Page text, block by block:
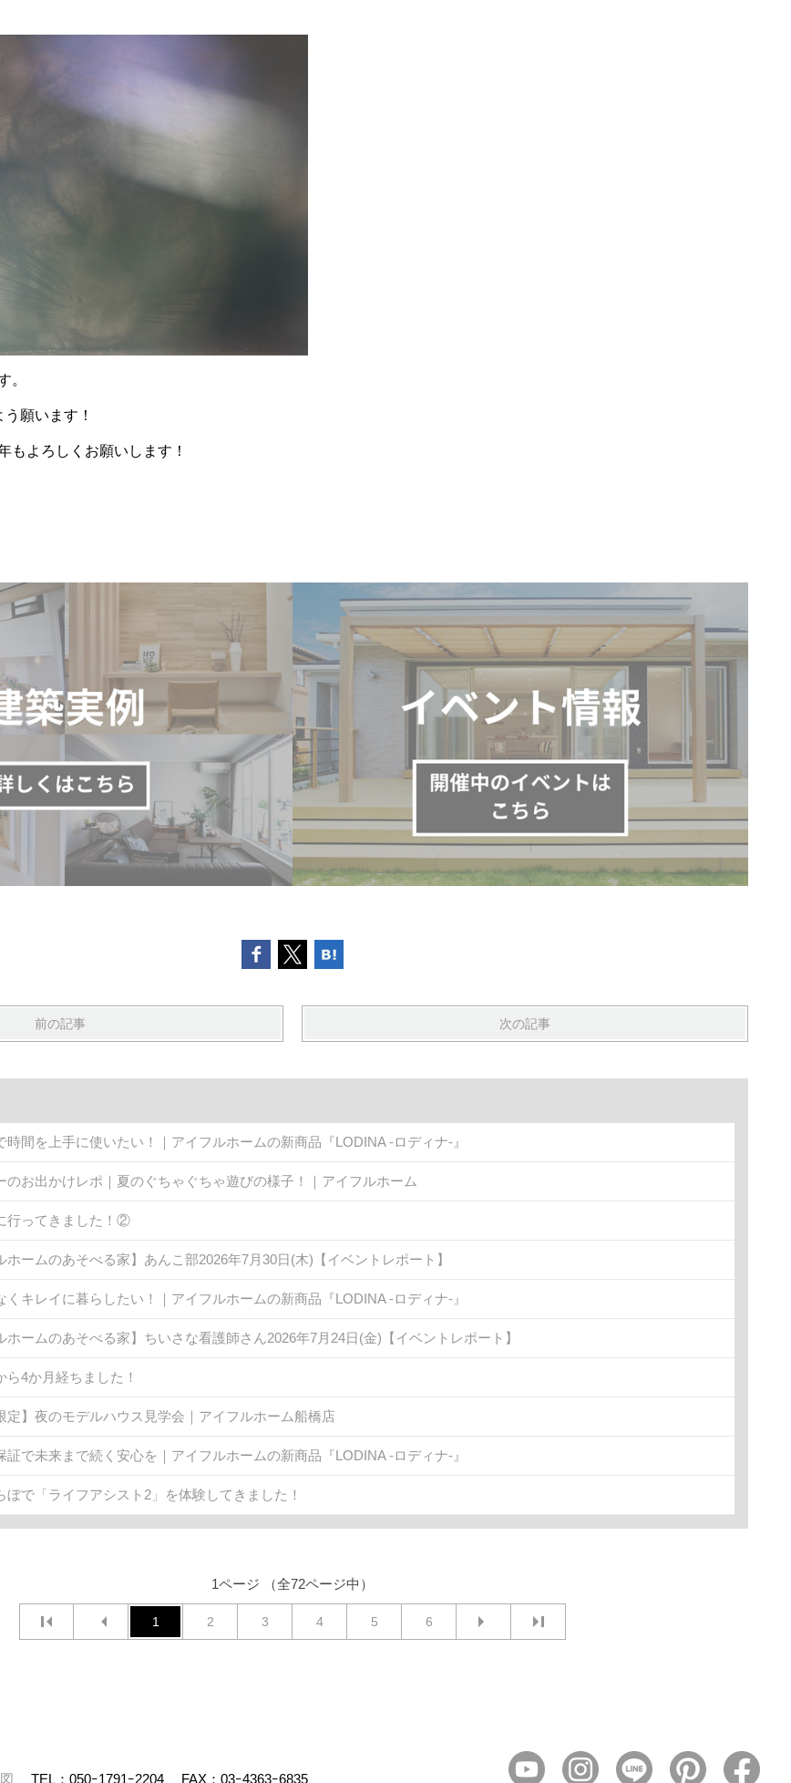
。
願います！
もよろしくお願いします！
前の記事 次の記事
時間を上手に使いたい！｜アイフルホームの新商品『LODINA -ロディナ-』
のお出かけレポ｜夏のぐちゃぐちゃ遊びの様子！｜アイフルホーム
行ってきました！②
ホームのあそべる家】あんこ部2026年7月30日(木)【イベントレポート】
くキレイに暮らしたい！｜アイフルホームの新商品『LODINA -ロディナ-』
ホームのあそべる家】ちいさな看護師さん2026年7月24日(金)【イベントレポート】
ら4か月経ちました！
定】夜のモデルハウス見学会｜アイフルホーム船橋店
証で未来まで続く安心を｜アイフルホームの新商品『LODINA -ロディナ-』
ぼで「ライフアシスト2」を体験してきました！
1ページ （全72ページ中）
1 2 3 4 5 6
TEL： 050ｰ1791ｰ2204 FAX：03ｰ4363ｰ6835